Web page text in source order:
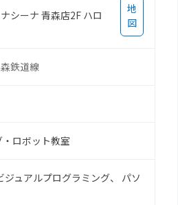
シーナ 青森店2F ハロ
地
図
鉄道線
ロボット教室
ジュアルプログラミング
パソ